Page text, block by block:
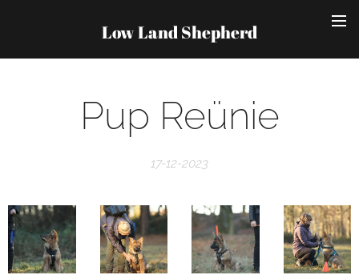
Low Land Shepherd
Pup Reünie
17-12-2023